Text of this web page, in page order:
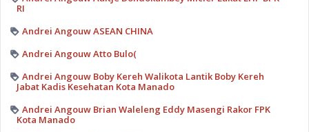
RI
Andrei Angouw ASEAN CHINA
Andrei Angouw Atto Bulo(
Andrei Angouw Boby Kereh Walikota Lantik Boby Kereh
Jabat Kadis Kesehatan Kota Manado
Andrei Angouw Brian Waleleng Eddy Masengi Rakor FPK
Kota Manado